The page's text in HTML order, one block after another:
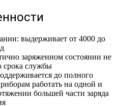
выдерживает от 4000 до
заряженном состоянии не
срока службы
до полного
работать на одной и
большей части заряда